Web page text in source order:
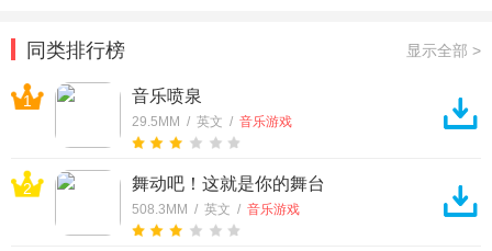
同类排行榜 显示全部 >
1 音乐喷泉
29.5MM / 英文 / 音乐游戏
2 舞动吧！这就是你的舞台
508.3MM / 英文 / 音乐游戏